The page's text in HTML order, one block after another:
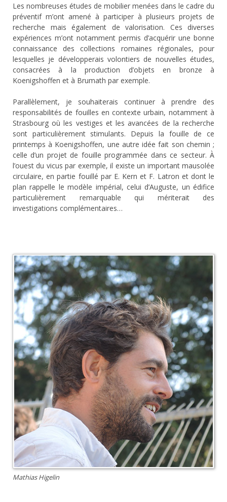
Les nombreuses études de mobilier menées dans le cadre du
préventif m’ont amené à participer à plusieurs projets de
recherche mais également de valorisation. Ces diverses
expériences m’ont notamment permis d’acquérir une bonne
connaissance des collections romaines régionales, pour
lesquelles je développerais volontiers de nouvelles études,
consacrées à la production d’objets en bronze à
Koenigshoffen et à Brumath par exemple.
Parallèlement, je souhaiterais continuer à prendre des
responsabilités de fouilles en contexte urbain, notamment à
Strasbourg où les vestiges et les avancées de la recherche
sont particulièrement stimulants. Depuis la fouille de ce
printemps à Koenigshoffen, une autre idée fait son chemin ;
celle d’un projet de fouille programmée dans ce secteur. À
l’ouest du vicus par exemple, il existe un important mausolée
circulaire, en partie fouillé par E. Kern et F. Latron et dont le
plan rappelle le modèle impérial, celui d’Auguste, un édifice
particulièrement remarquable qui mériterait des
investigations complémentaires…
Mathias Higelin